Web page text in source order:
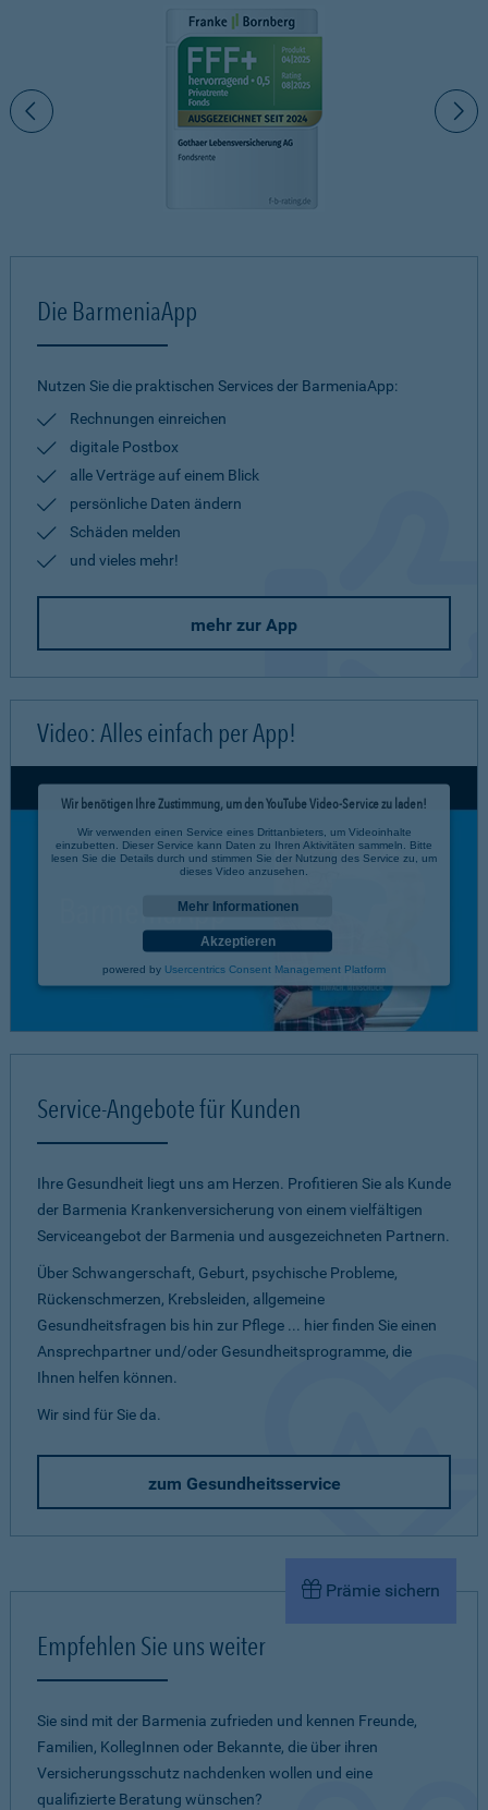
Die BarmeniaApp
Nutzen Sie die praktischen Services der BarmeniaApp:
Rechnungen einreichen
digitale Postbox
alle Verträge auf einem Blick
persönliche Daten ändern
Schäden melden
und vieles mehr!
mehr zur App
Video: Alles einfach per App!
Wir benötigen Ihre Zustimmung, um den YouTube Video-Service zu laden!
Wir verwenden einen Service eines Drittanbieters, um Videoinhalte
einzubetten. Dieser Service kann Daten zu Ihren Aktivitäten sammeln. Bitte
lesen Sie die Details durch und stimmen Sie der Nutzung des Service zu, um
dieses Video anzusehen.
Mehr Informationen
Akzeptieren
powered by Usercentrics Consent Management Platform
Service-Angebote für Kunden
Ihre Gesundheit liegt uns am Herzen. Profitieren Sie als Kunde
der Barmenia Krankenversicherung von einem vielfältigen
Serviceangebot der Barmenia und ausgezeichneten Partnern.
Über Schwangerschaft, Geburt, psychische Probleme,
Rückenschmerzen, Krebsleiden, allgemeine
Gesundheitsfragen bis hin zur Pflege ... hier finden Sie einen
Ansprechpartner und/oder Gesundheitsprogramme, die
Ihnen helfen können.
Wir sind für Sie da.
zum Gesundheitsservice
Prämie sichern
Empfehlen Sie uns weiter
Sie sind mit der Barmenia zufrieden und kennen Freunde,
Familien, KollegInnen oder Bekannte, die über ihren
Versicherungsschutz nachdenken wollen und eine
qualifizierte Beratung wünschen?